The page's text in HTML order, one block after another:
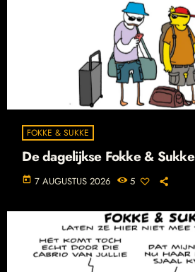
FOKKE & SUKKE
De dagelijkse Fokke & Sukke
today 7 AUGUSTUS 2026 5